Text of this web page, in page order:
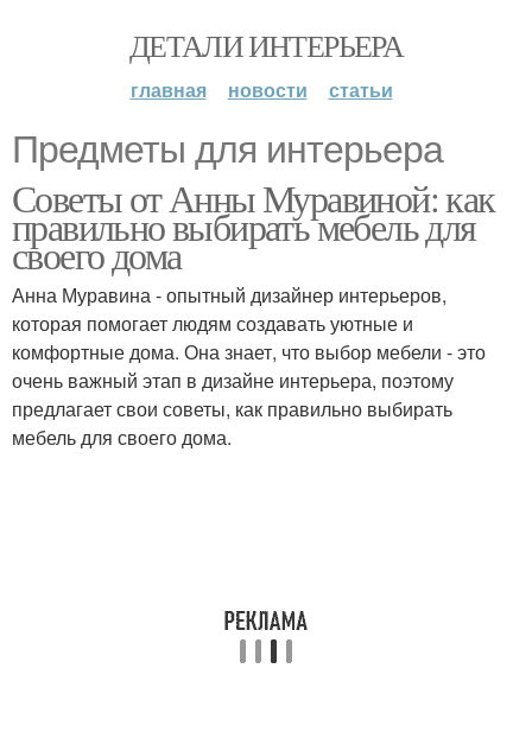
ДЕТАЛИ ИНТЕРЬЕРА
главная новости статьи
Предметы для интерьера
Советы от Анны Муравиной: как
правильно выбирать мебель для
своего дома
Анна Муравина - опытный дизайнер интерьеров,
которая помогает людям создавать уютные и
комфортные дома. Она знает, что выбор мебели - это
очень важный этап в дизайне интерьера, поэтому
предлагает свои советы, как правильно выбирать
мебель для своего дома.